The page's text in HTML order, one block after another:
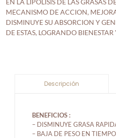
EN LA LIPOLISIS DE LAS GRASAS
MECANISMO DE ACCION,
DISMINUYE SU ABSORCION Y
DE ESTAS, LOGRANDO BIENESTAR
Descripción
BENEFICIOS :
– DISMINUYE GRASA
– BAJA DE PESO EN